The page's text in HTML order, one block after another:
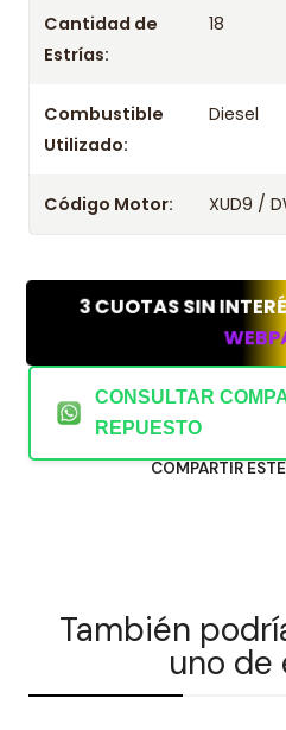
Cantidad de
Estrías:
18
Combustible
Utilizado:
Diesel
Código Motor: XUD9 /
3 CUOTAS SIN
CONSULTAR
REPUESTO
COMPARTIR
También
uno de